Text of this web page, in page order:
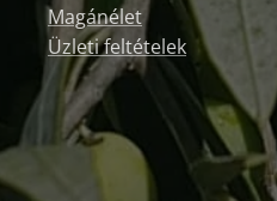
Magánélet
Üzleti feltételek